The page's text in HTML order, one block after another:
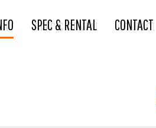
SPEC & RENTAL CONTACT